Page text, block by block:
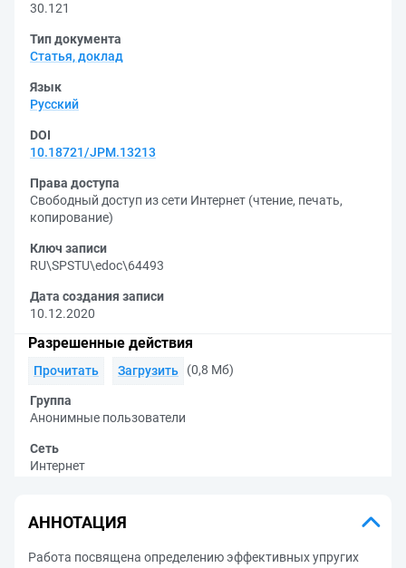
30.121
Тип документа
Статья, доклад
Язык
Русский
DOI
10.18721/JPM.13213
Права доступа
Свободный доступ из сети Интернет (чтение, печать,
копирование)
Ключ записи
RU\SPSTU\edoc\64493
Дата создания записи
10.12.2020
Разрешенные действия
Прочитать Загрузить (0,8 Мб)
Группа
Анонимные пользователи
Сеть
Интернет
АННОТАЦИЯ
Работа посвящена определению эффективных упругих